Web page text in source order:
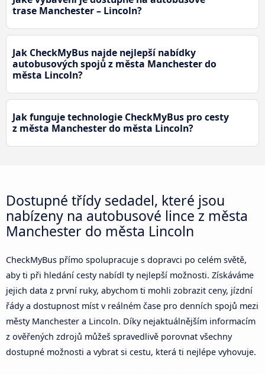
trase Manchester – Lincoln?
Jak CheckMyBus najde nejlepší nabídky
autobusových spojů z města Manchester do
města Lincoln?
Jak funguje technologie CheckMyBus pro cesty
z města Manchester do města Lincoln?
Dostupné třídy sedadel, které jsou
nabízeny na autobusové lince z města
Manchester do města Lincoln
CheckMyBus přímo spolupracuje s dopravci po celém světě,
aby ti při hledání cesty nabídl ty nejlepší možnosti. Získáváme
jejich data z první ruky, abychom ti mohli zobrazit ceny, jízdní
řády a dostupnost míst v reálném čase pro denních spojů mezi
městy Manchester a Lincoln. Díky nejaktuálnějším informacím
z ověřených zdrojů můžeš spravedlivě porovnat všechny
dostupné možnosti a vybrat si cestu, která ti nejlépe vyhovuje.